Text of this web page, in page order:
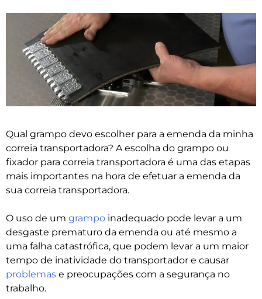
Qual grampo devo escolher para a emenda da minha
correia transportadora? A escolha do grampo ou
fixador para correia transportadora é uma das etapas
mais importantes na hora de efetuar a emenda da
sua correia transportadora.
O uso de um grampo inadequado pode levar a um
desgaste prematuro da emenda ou até mesmo a
uma falha catastrófica, que podem levar a um maior
tempo de inatividade do transportador e causar
problemas e preocupações com a segurança no
trabalho.